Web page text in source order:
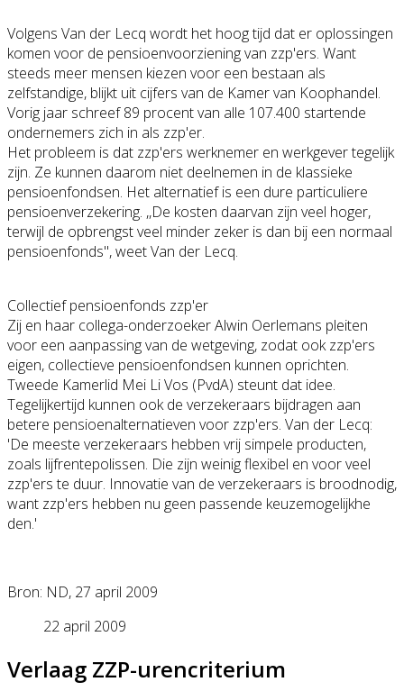
Volgens Van der Lecq wordt het hoog tijd dat er oplossingen
komen voor de pensioenvoorziening van zzp'ers. Want
steeds meer mensen kiezen voor een bestaan als
zelfstandige, blijkt uit cijfers van de Kamer van Koophandel.
Vorig jaar schreef 89 procent van alle 107.400 startende
ondernemers zich in als zzp'er.
Het probleem is dat zzp'ers werknemer en werkgever tegelijk
zijn. Ze kunnen daarom niet deelnemen in de klassieke
pensioenfondsen. Het alternatief is een dure particuliere
pensioenverzekering. ,,De kosten daarvan zijn veel hoger,
terwijl de opbrengst veel minder zeker is dan bij een normaal
pensioenfonds'', weet Van der Lecq.
Collectief pensioenfonds zzp'er
Zij en haar collega-onderzoeker Alwin Oerlemans pleiten
voor een aanpassing van de wetgeving, zodat ook zzp'ers
eigen, collectieve pensioenfondsen kunnen oprichten.
Tweede Kamerlid Mei Li Vos (PvdA) steunt dat idee.
Tegelijkertijd kunnen ook de verzekeraars bijdragen aan
betere pensioenalternatieven voor zzp'ers. Van der Lecq:
'De meeste verzekeraars hebben vrij simpele producten,
zoals lijfrentepolissen. Die zijn weinig flexibel en voor veel
zzp'ers te duur. Innovatie van de verzekeraars is broodnodig,
want zzp'ers hebben nu geen passende keuzemogelijkhe
den.'
Bron: ND, 27 april 2009
22 april 2009
Verlaag ZZP-urencriterium